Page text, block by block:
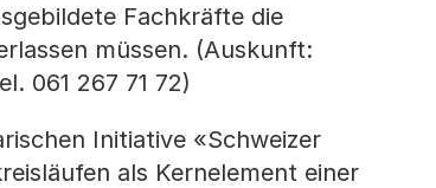
Fachkräfte die
müssen. (Auskunft:
061 267 71 72)
Initiative «Schweizer
als Kernelement einer